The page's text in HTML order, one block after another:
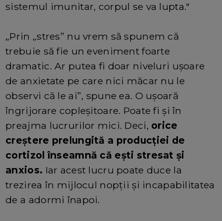
sistemul imunitar, corpul se va lupta."
„Prin „stres” nu vrem să spunem că
trebuie să fie un eveniment foarte
dramatic. Ar putea fi doar niveluri ușoare
de anxietate pe care nici măcar nu le
observi că le ai”, spune ea. O ușoară
îngrijorare copleșitoare. Poate fi și în
preajma lucrurilor mici. Deci, orice
creștere prelungită a producției de
cortizol înseamnă că ești stresat și
anxios. Iar acest lucru poate duce la
trezirea în mijlocul nopții și incapabilitatea
de a adormi înapoi.